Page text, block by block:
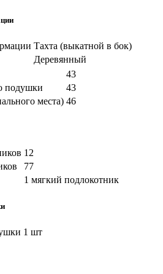
Тахта (выкатной в бок)
Деревянный
43
подушки
43
места) 46
12
77
1 мягкий подлокотник
1 шт